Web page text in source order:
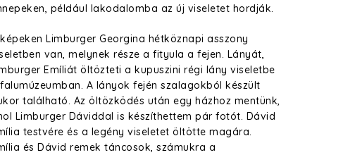
például lakodalomba az új viseletet hordják.
Limburger Georgina hétköznapi asszony
van, melynek része a fityula a fejen. Lányát,
Emíliát öltözteti a kupuszini régi lány viseletbe
A lányok fején szalagokból készült
található. Az öltözködés után egy házhoz mentünk,
Limburger Dáviddal is készíthettem pár fotót. Dávid
testvére és a legény viseletet öltötte magára.
és Dávid remek táncosok, számukra a